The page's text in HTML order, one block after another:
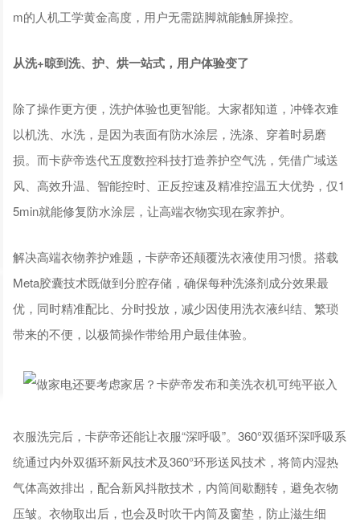
m的人机工学黄金高度，用户无需踮脚就能触屏操控。
从洗+晾到洗、护、烘一站式，用户体验变了
除了操作更方便，洗护体验也更智能。大家都知道，冲锋衣难
以机洗、水洗，是因为表面有防水涂层，洗涤、穿着时易磨
损。而卡萨帝迭代五度数控科技打造养护空气洗，凭借广域送
风、高效升温、智能控时、正反控速及精准控温五大优势，仅1
5min就能修复防水涂层，让高端衣物实现在家养护。
解决高端衣物养护难题，卡萨帝还颠覆洗衣液使用习惯。搭载
Meta胶囊技术既做到分腔存储，确保每种洗涤剂成分效果最
优，同时精准配比、分时投放，减少因使用洗衣液纠结、繁琐
带来的不便，以极简操作带给用户最佳体验。
衣服洗完后，卡萨帝还能让衣服“深呼吸”。360°双循环深呼吸系
统通过内外双循环新风技术及360°环形送风技术，将筒内湿热
气体高效排出，配合新风抖散技术，内筒间歇翻转，避免衣物
压皱。衣物取出后，也会及时吹干内筒及窗垫，防止滋生细